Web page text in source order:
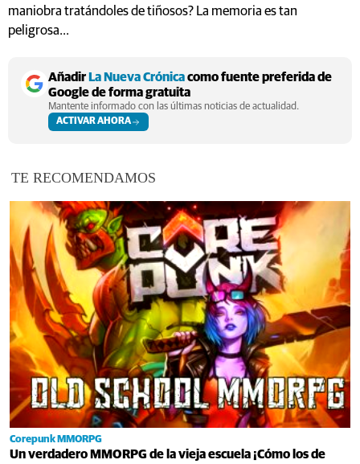
maniobra tratándoles de tiñosos? La memoria es tan
peligrosa...
Añadir La Nueva Crónicacomo fuente preferida de
Google de forma gratuita
Mantente informado con las últimas noticias de actualidad.
ACTIVAR AHORA
TE RECOMENDAMOS
Corepunk MMORPG
Un verdadero MMORPG de la vieja escuela ¡Cómo los de